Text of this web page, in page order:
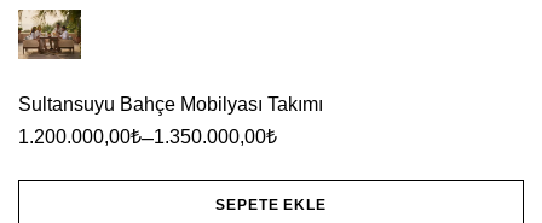
sayfasından
seçilebilir
ürünün
birden
fazla
varyasyonu
Sultansuyu Bahçe Mobilyası Takımı
1.200.000,00₺–1.350.000,00₺
SEPETE EKLE